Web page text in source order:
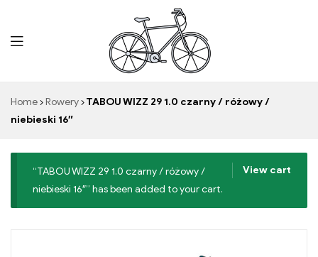
Mr.
Home Rowery
TABOU WIZZ 29 1.0 czarny / różowy /
niebieski 16″
View cart
“TABOU WIZZ 29 1.0 czarny / różowy /
niebieski 16″” has been added to your cart.